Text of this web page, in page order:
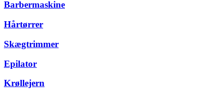
Barbermaskine
Hårtørrer
Skægtrimmer
Epilator
Krøllejern